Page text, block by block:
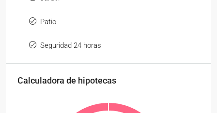
Patio
Seguridad 24 horas
Calculadora de hipotecas